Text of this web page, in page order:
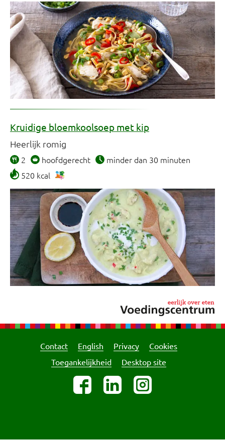
Kruidige bloemkoolsoep met kip
Heerlijk romig
2 hoofdgerecht
minder dan 30 minuten
520 kcal
Contact English Privacy
Cookies
Toegankelijkheid
Desktop site